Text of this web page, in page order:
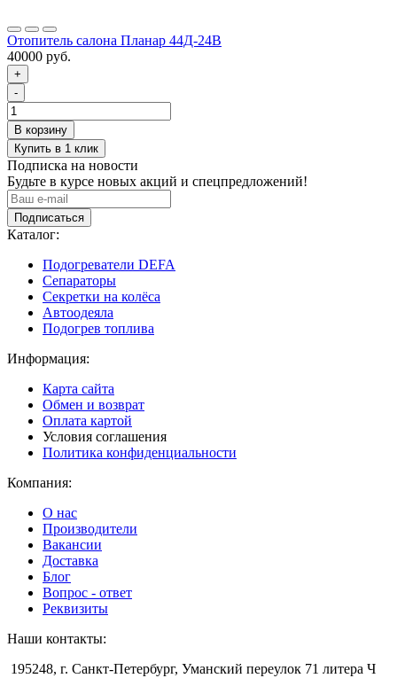
Отопитель салона Планар 44Д-24В
40000 руб.
+
-
Подписка на новости
Будьте в курсе новых акций и спецпредложений!
Подписаться
Каталог:
Подогреватели DEFA
Сепараторы
Секретки на колёса
Автоодеяла
Подогрев топлива
Информация:
Карта сайта
Обмен и возврат
Оплата картой
Условия соглашения
Политика конфиденциальности
Компания:
О нас
Производители
Вакансии
Доставка
Блог
Вопрос - ответ
Реквизиты
Наши контакты:
195248, г. Санкт-Петербург, Уманский переулок 71 литера Ч